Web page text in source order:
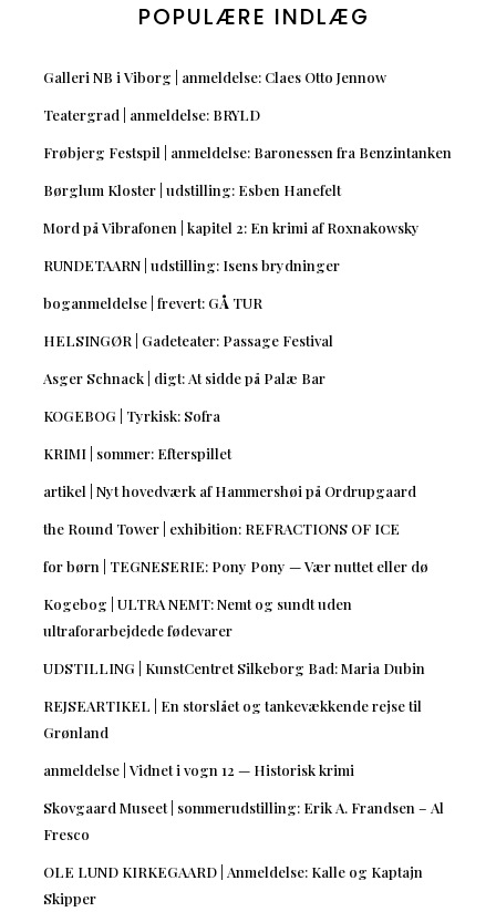
POPULÆRE INDLÆG
Galleri NB i Viborg | anmeldelse: Claes Otto Jennow
Teatergrad | anmeldelse: BRYLD
Frøbjerg Festspil | anmeldelse: Baronessen fra Benzintanken
Børglum Kloster | udstilling: Esben Hanefelt
Mord på Vibrafonen | kapitel 2: En krimi af Roxnakowsky
RUNDETAARN | udstilling: Isens brydninger
boganmeldelse | frevert: GÅ TUR
HELSINGØR | Gadeteater: Passage Festival
Asger Schnack | digt: At sidde på Palæ Bar
KOGEBOG | Tyrkisk: Sofra
KRIMI | sommer: Efterspillet
artikel | Nyt hovedværk af Hammershøi på Ordrupgaard
the Round Tower | exhibition: REFRACTIONS OF ICE
for børn | TEGNESERIE: Pony Pony — Vær nuttet eller dø
Kogebog | ULTRA NEMT: Nemt og sundt uden
ultraforarbejdede fødevarer
UDSTILLING | KunstCentret Silkeborg Bad: Maria Dubin
REJSEARTIKEL | En storslået og tankevækkende rejse til
Grønland
anmeldelse | Vidnet i vogn 12 — Historisk krimi
Skovgaard Museet | sommerudstilling: Erik A. Frandsen – Al
Fresco
OLE LUND KIRKEGAARD | Anmeldelse: Kalle og Kaptajn
Skipper